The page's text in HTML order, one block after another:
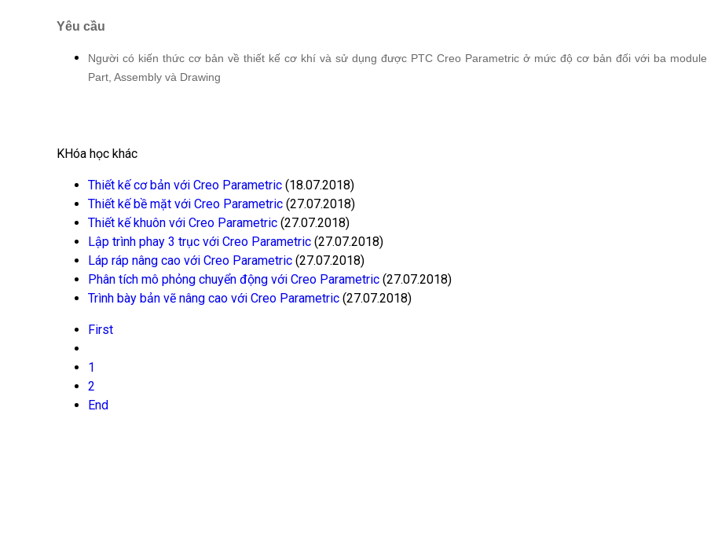
Yêu cầu
Người có kiến thức cơ bản về thiết kế cơ khí và sử dụng được PTC Creo Parametric ở mức độ cơ bản đối với ba module
Part, Assembly và Drawing
KHóa học khác
Thiết kế cơ bản với Creo Parametric (18.07.2018)
Thiết kế bề mặt với Creo Parametric (27.07.2018)
Thiết kế khuôn với Creo Parametric (27.07.2018)
Lập trình phay 3 trục với Creo Parametric (27.07.2018)
Láp ráp nâng cao với Creo Parametric (27.07.2018)
Phân tích mô phỏng chuyển động với Creo Parametric (27.07.2018)
Trình bày bản vẽ nâng cao với Creo Parametric (27.07.2018)
First
1
2
End